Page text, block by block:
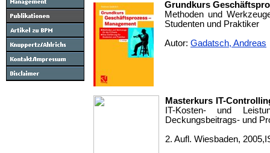
Grundkurs
Methoden und
Studenten und Praktiker
Autor: Gadatsch, Andreas
Masterkurs IT-
IT-Kosten- und
Deckungsbeitrags- und
2. Aufl. Wiesbaden,